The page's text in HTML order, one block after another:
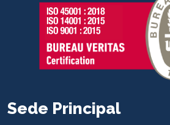
Sede Principal